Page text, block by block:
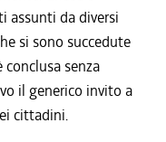
assunti da diversi
si sono succedute
senza
il generico invito a
cittadini.